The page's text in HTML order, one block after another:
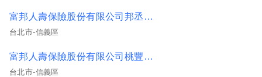
富邦人壽保險股份有限公司邦丞通訊處(核准文號115A01號)
台北市-信義區
富邦人壽保險股份有限公司桃豐通訊處(核准文號115A01)
台北市-信義區